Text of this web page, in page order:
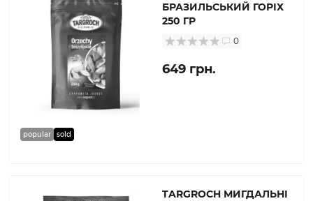
popular sold
БРАЗИЛЬСЬКИЙ ГОРІХ
250 ГР
0
649 грн.
TARGROCH МИГДАЛЬНІ